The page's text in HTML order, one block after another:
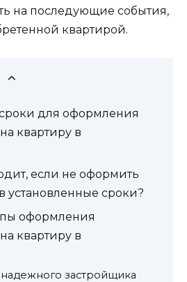
на последующие события,
квартирой.
для оформления
квартиру в
если не оформить
установленные сроки?
оформления
квартиру в
застройщика